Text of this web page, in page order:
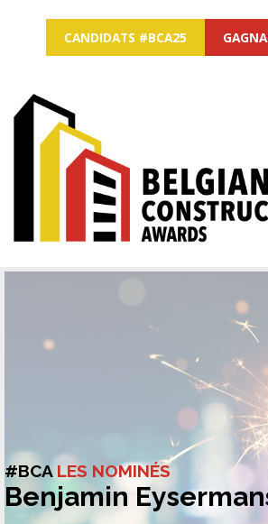
CANDIDATS #BCA25
#BCA LES NOMINÉS
Benjamin